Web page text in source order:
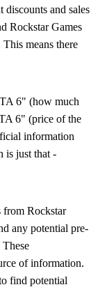
and sales
Rockstar Games
means there
6" (how much
6" (price of the
information
is just that -
from Rockstar
any potential pre-
of information.
find potential